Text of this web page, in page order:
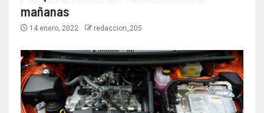
mañanas
14 enero, 2022 redaccion_205